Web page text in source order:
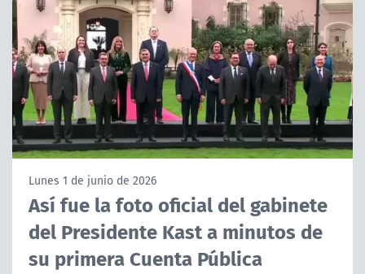
TVN VERTICAL
TVN PLAY
PROGRAMAS
TELESERIES
ACTUALIDAD Y TENDENCIAS
CORPORATIVO Y TRANSPARENCIA
Lunes 1 de junio de 2026
Así fue la foto oficial del gabinete
del Presidente Kast a minutos de
su primera Cuenta Pública